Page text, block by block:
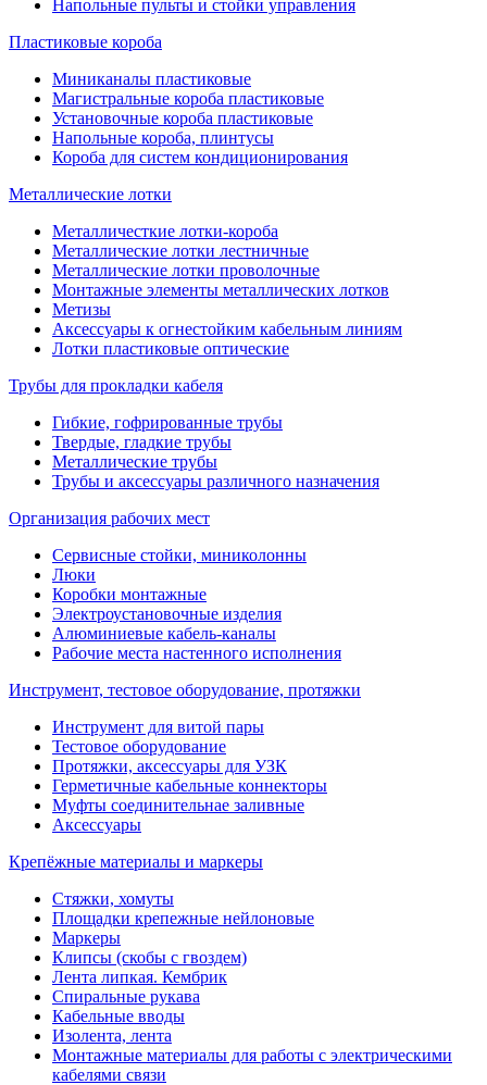
Напольные пульты и стойки управления
Пластиковые короба
Миниканалы пластиковые
Магистральные короба пластиковые
Установочные короба пластиковые
Напольные короба, плинтусы
Короба для систем кондиционирования
Металлические лотки
Металличесткие лотки-короба
Металлические лотки лестничные
Металлические лотки проволочные
Монтажные элементы металлических лотков
Метизы
Аксессуары к огнестойким кабельным линиям
Лотки пластиковые оптические
Трубы для прокладки кабеля
Гибкие, гофрированные трубы
Твердые, гладкие трубы
Металлические трубы
Трубы и аксессуары различного назначения
Организация рабочих мест
Сервисные стойки, миниколонны
Люки
Коробки монтажные
Электроустановочные изделия
Алюминиевые кабель-каналы
Рабочие места настенного исполнения
Инструмент, тестовое оборудование, протяжки
Инструмент для витой пары
Тестовое оборудование
Протяжки, аксессуары для УЗК
Герметичные кабельные коннекторы
Муфты соединительнае заливные
Аксессуары
Крепёжные материалы и маркеры
Стяжки, хомуты
Площадки крепежные нейлоновые
Маркеры
Клипсы (скобы с гвоздем)
Лента липкая. Кембрик
Спиральные рукава
Кабельные вводы
Изолента, лента
Монтажные материалы для работы с электрическими
кабелями связи